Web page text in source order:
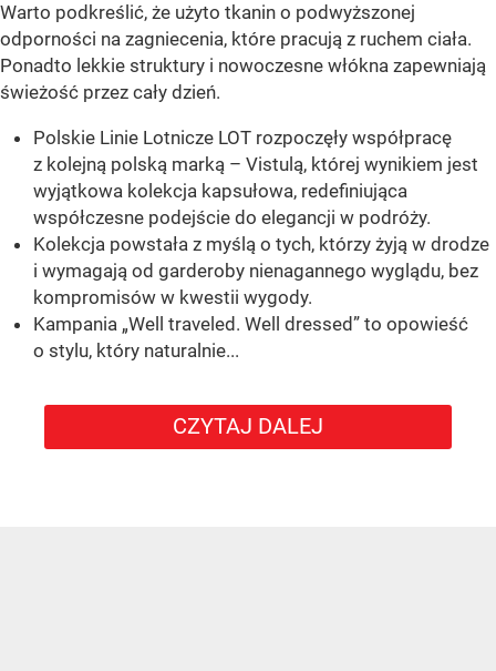
Warto podkreślić, że użyto tkanin o podwyższonej
odporności na zagniecenia, które pracują z ruchem ciała.
Ponadto lekkie struktury i nowoczesne włókna zapewniają
świeżość przez cały dzień.
Polskie Linie Lotnicze LOT rozpoczęły współpracę
z kolejną polską marką – Vistulą, której wynikiem jest
wyjątkowa kolekcja kapsułowa, redefiniująca
współczesne podejście do elegancji w podróży.
Kolekcja powstała z myślą o tych, którzy żyją w drodze
i wymagają od garderoby nienagannego wyglądu, bez
kompromisów w kwestii wygody.
Kampania „Well traveled. Well dressed” to opowieść
o stylu, który naturalnie...
CZYTAJ DALEJ